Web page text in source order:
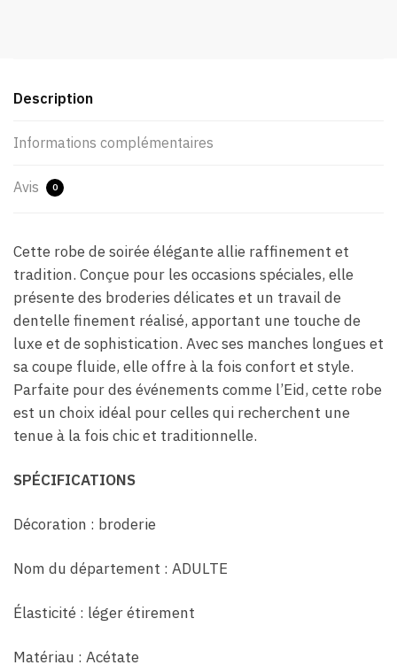
Description
Informations complémentaires
Avis 0
Cette robe de soirée élégante allie raffinement et
tradition. Conçue pour les occasions spéciales, elle
présente des broderies délicates et un travail de
dentelle finement réalisé, apportant une touche de
luxe et de sophistication. Avec ses manches longues et
sa coupe fluide, elle offre à la fois confort et style.
Parfaite pour des événements comme l’Eid, cette robe
est un choix idéal pour celles qui recherchent une
tenue à la fois chic et traditionnelle.
SPÉCIFICATIONS
Décoration : broderie
Nom du département : ADULTE
Élasticité : léger étirement
Matériau : Acétate